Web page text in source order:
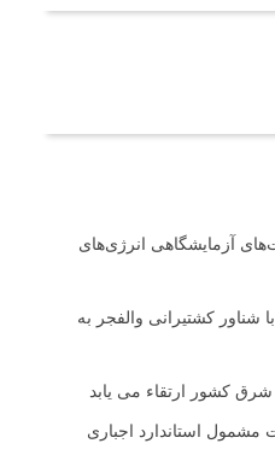
آزمایشگاهی انرژی‌های
شناور کشتیرانی والفجر به
کشور ارتقاء می یابد
استاندارد اجباری